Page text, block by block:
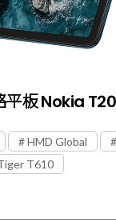
平板 Nokia
HMD Global
T610